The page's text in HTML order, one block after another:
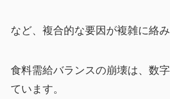
など、複合的な要因が複雑に絡み
食料需給バランスの崩壊は、数
ています。